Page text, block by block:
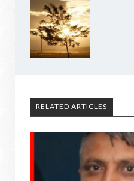
RELATED ARTICLES